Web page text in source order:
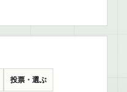
投票・選ぶ